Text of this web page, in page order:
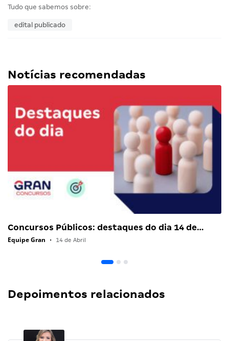
Tudo que sabemos sobre:
edital publicado
Notícias recomendadas
Concursos Públicos: destaques do dia 14 de…
Equipe Gran • 14 de Abril
Depoimentos relacionados